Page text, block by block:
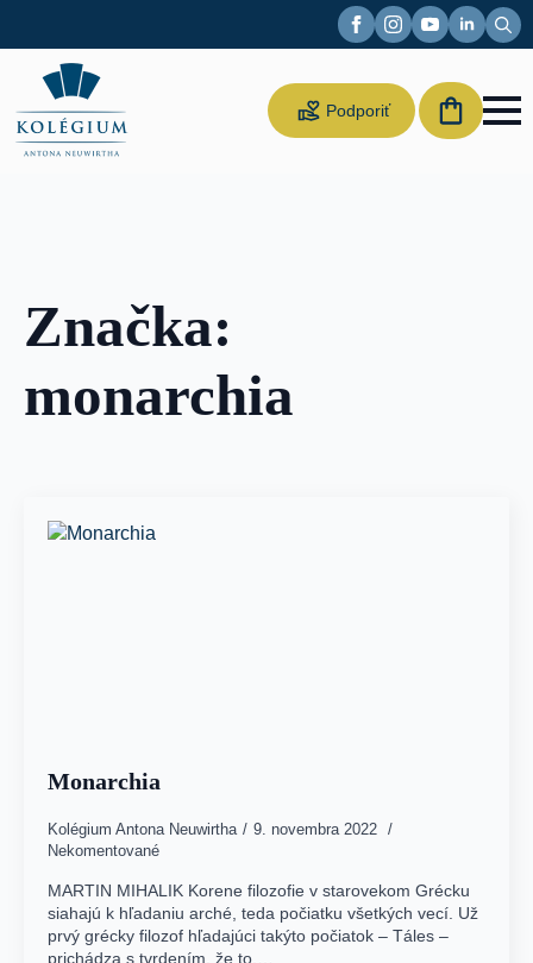
Podporiť
us
Značka:
monarchia
Monarchia
Kolégium Antona Neuwirtha
9. novembra 2022
Nekomentované
MARTIN MIHALIK Korene filozofie v starovekom Grécku
siahajú k hľadaniu arché, teda počiatku všetkých vecí. Už
prvý grécky filozof hľadajúci takýto počiatok – Táles –
prichádza s tvrdením, že to,…